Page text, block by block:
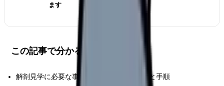
ます
この記事で分かること
解剖見学に必要な事前準備の具体的な方法と手順